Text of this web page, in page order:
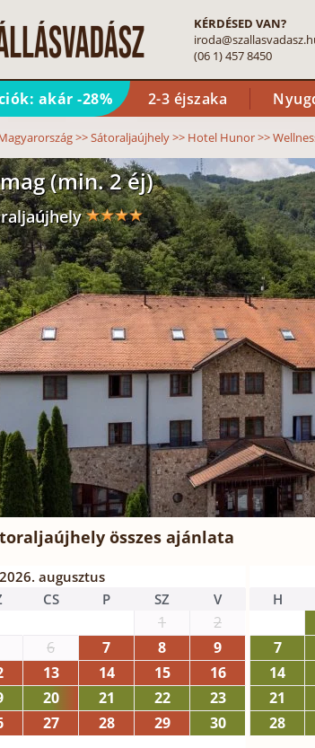
KÉRDÉSED VAN?
(06 1) 457 8450
akár -28% 2-3 éjszaka
>>Sátoraljaújhely>> Hotel Hunor>>
(min. 2 éj)
összes ajánlata
2026. augusztus
CS P SZ V
1
2
6 7 8
9
13 14 15
16
20 21 22
23
27 28 29
30
H
7
14
21
28